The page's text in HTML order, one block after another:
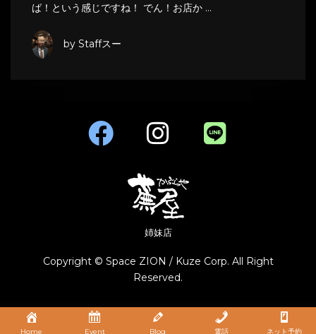
ば！という感じですね！ でん！お店か …
by Staffスー
姉妹店
Copyright © Space ZION / Kuze Corp. All Right
Reserved.
Home Event Blog 電話 ネット予約